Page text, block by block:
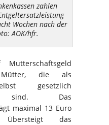
zahlen
Wochen nach der
AOK/hfr.
Mütter, die als
gesetzlich
sind. Das
maximal 13 Euro
das